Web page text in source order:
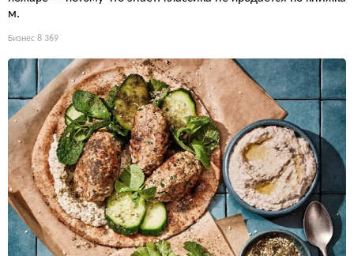
м.
Бизнес 8 369